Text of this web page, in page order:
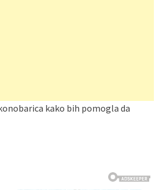
kako bih pomogla da